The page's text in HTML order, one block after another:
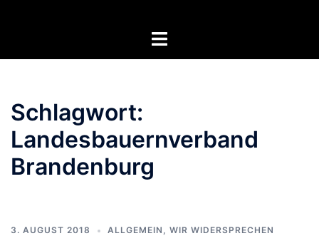
Menü
Schlagwort:
Landesbauernverband
Brandenburg
3. AUGUST 2018 ALLGEMEIN , WIR WIDERSPRECHEN